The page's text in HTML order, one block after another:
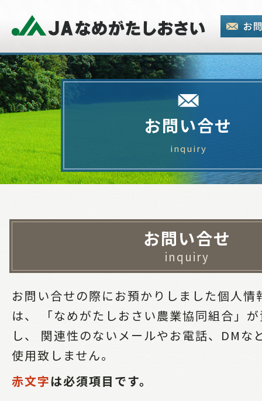
お問い合せ
inquiry
お問い合せ
inquiry
お問い合せの際にお預かりしました個人情
は、
「なめがたしおさい農業協同組合」
し、
関連性のないメールやお電話、DMな
使用致しません。
赤文字は必須項目です。